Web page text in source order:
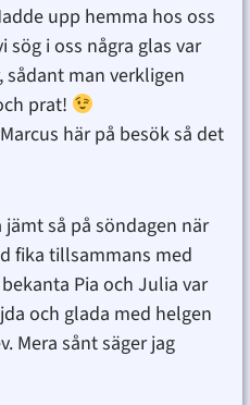
upp hemma hos oss
i oss några glas var
man verkligen
prat!
här på besök så det
så på söndagen när
fika tillsammans med
Pia och Julia var
och glada med helgen
Mera sånt säger jag